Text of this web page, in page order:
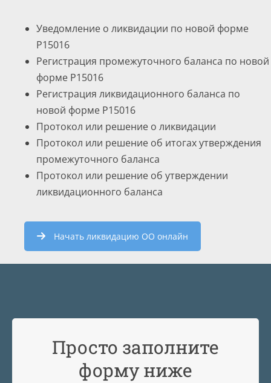
Уведомление о ликвидации по новой форме
Р15016
Регистрация промежуточного баланса по новой
форме Р15016
Регистрация ликвидационного баланса по
новой форме Р15016
Протокол или решение о ликвидации
Протокол или решение об итогах утверждения
промежуточного баланса
Протокол или решение об утверждении
ликвидационного баланса
Начать ликвидацию ОО онлайн
Просто заполните
форму ниже